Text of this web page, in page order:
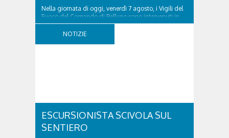
Nella giornata di oggi, venerdì 7 agosto, i Vigili del
Fuoco del Comando di Belluno sono intervenuti in
località Diassa, in Val d’Oten, nel comune di Calalzo
di Cadore, per liberare una strada rimasta bloccata
NOTIZIE
ESCURSIONISTA SCIVOLA SUL
SENTIERO